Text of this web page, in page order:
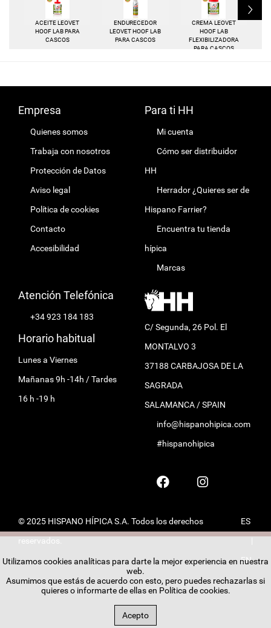
ACEITE LEOVET
HOOF LAB PARA
CASCOS
ENDURECEDOR
LEOVET HOOF LAB
PARA CASCOS
CREMA LEOVET
HOOF LAB
FLEXIBILIZADORA
PARA CASCOS
L
Empresa
Quienes somos
Trabaja con nosotros
Protección de Datos
Aviso legal
Política de cookies
Contacto
Accesibilidad
Para ti HH
Mi cuenta
Cómo ser distribuidor
HH
Herrador ¿Quieres ser de
Hispano Farrier?
Encuentra tu tienda
hípica
Marcas
Atención Telefónica
+34 923 184 183
Horario habitual
Lunes a Viernes
Mañanas 9h -14h / Tardes
16 h -19 h
C/ Segunda, 26 Pol. El
MONTALVO 3
37188 CARBAJOSA DE LA
SAGRADA
SALAMANCA / SPAIN
info@hispanohipica.com
#hispanohipica
© 2025 HISPANO HÍPICA S.A. Todos los derechos
reservados.
ES
EN
Utilizamos cookies analíticas para darte la mejor experiencia en nuestra
web.
Asumimos que estás de acuerdo con esto, pero puedes rechazarlas si
quieres o informarte de ellas en Política de cookies.
Acepto